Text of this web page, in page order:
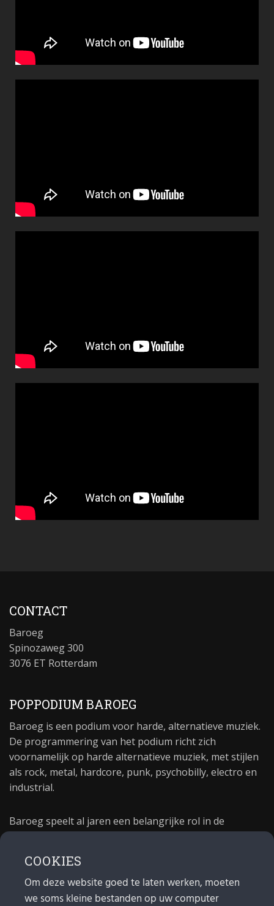
CONTACT
Baroeg
Spinozaweg 300
3076 ET Rotterdam
POPPODIUM BAROEG
Baroeg is een podium voor harde, alternatieve muziek.
De programmering van het podium richt zich
voornamelijk op harde alternatieve muziek, met stijlen
als rock, metal, hardcore, punk, psychobilly, electro en
industrial.
Baroeg speelt al jaren een belangrijke rol in de
culturele sector van Rotterdam. In 1981 begon Baroeg
poppodium 40 jaar.
COOKIES
Om deze website goed te laten werken, moeten
we soms kleine bestanden op uw computer